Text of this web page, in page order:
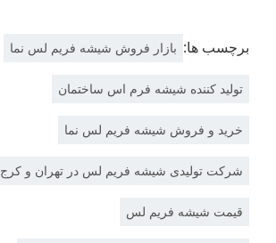
برچسب ها: بازار فروش شیشه فریم لس نما
تولید کننده شیشه فرم اس ساختمان
خرید و فروش شیشه فریم لس نما
شرکت تولیدی شیشه فریم لس در تهران و کرج
قیمت شیشه فریم لس